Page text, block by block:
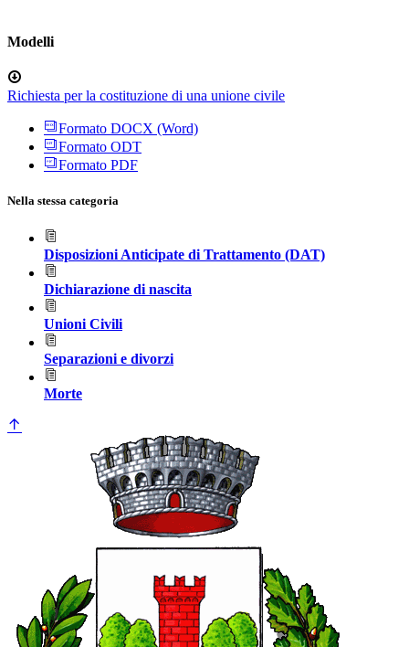
Modelli
Richiesta per la costituzione di una unione civile
Formato DOCX (Word)
Formato ODT
Formato PDF
Nella stessa categoria
Disposizioni Anticipate di Trattamento (DAT)
Dichiarazione di nascita
Unioni Civili
Separazioni e divorzi
Morte